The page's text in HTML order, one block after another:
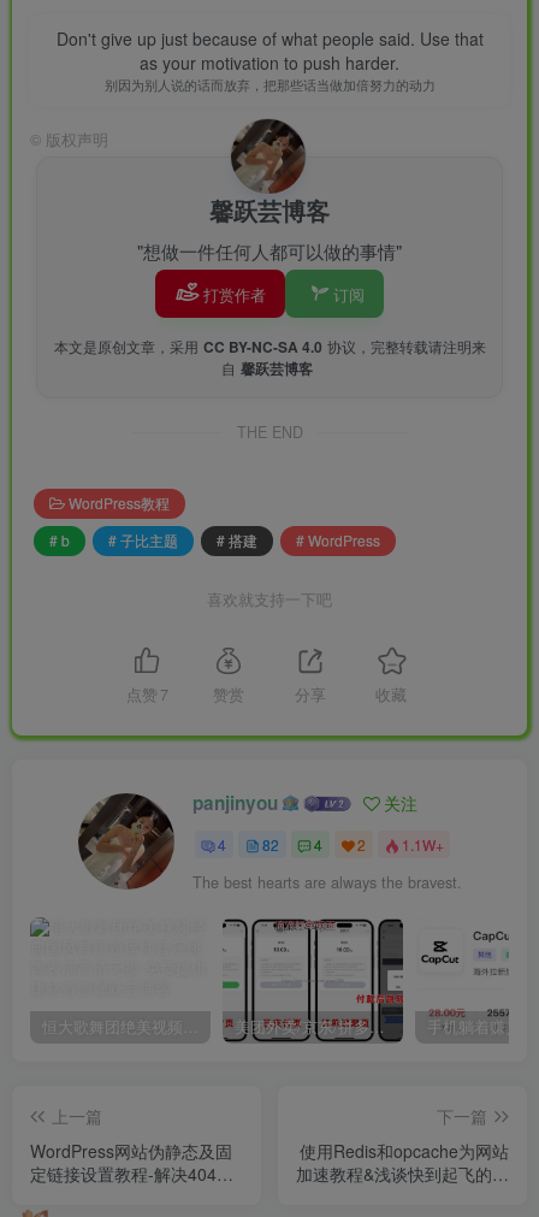
点进入后，就是填写资料了，根据自己的情况进行填
写，当面付需要上传实体店图片，自己有最好，如果自己没
有，一定要找尽可能像真实的，这样才容易通过！取名字的
时候也要注意，根据自己的图片(有营业执照就根据营业执照
资料填写完成后就提交审核了，审核通过后，我们才可
以正常使用！
我们用刚刚开通商户产品相同的支付宝账号登录支付宝
开放平台控制台，选择
网页/移动应用，并创建应用。
Don't give up just because of what people said. Use that
as your motivation to push harder.
别因为别人说的话而放弃，把那些话当做加倍努力的动力
© 版权声明
馨跃芸博客
"想做一件任何人都可以做的事情"
打赏作者 订阅
本文是原创文章，采用 CC BY-NC-SA 4.0 协议，完整转载请注明来
自 馨跃芸博客
THE END
WordPress教程
# b
# 子比主题 # 搭建 # WordPress
喜欢就支持一下吧
点赞 7 赞赏 分享 收藏
panjinyou 关注
4 82 4 2 1.1W+
The best hearts are always the bravest.
恒大歌舞团绝美视频经典国风舞蹈题库纯音乐跳舞表演高清无损 美团外卖/京东/拼多多/携程/滴滴等模板十一合一代付系统搭建教程
上一篇
WordPress网站伪静态及固
定链接设置教程-解决404错
下一篇
使用Redis和opcache为网站
加速教程&浅谈快到起飞的子